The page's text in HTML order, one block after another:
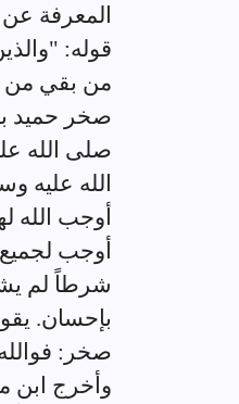
المعرفة
قوله:
من بقي من
صخر حميد
صلى الله
الله عليه
أوجب الله
أوجب
شرطاً لم
بإحسان.
صخر:
وأخرج ابن